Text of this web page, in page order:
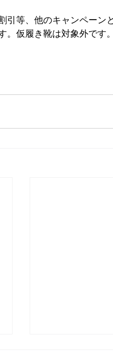
等、他のキャンペーン
仮履き靴は対象外です。